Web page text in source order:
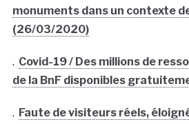
monuments dans un contexte
(26/03/2020)
. Covid-19 / Des millions de
de la BnF disponibles
. Faute de visiteurs réels,